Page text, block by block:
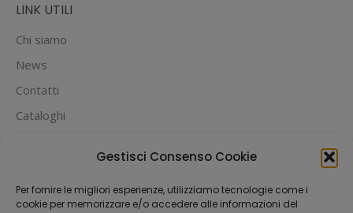
Gestisci Consenso Cookie
Per fornire le migliori esperienze, utilizziamo tecnologie come i
cookie per memorizzare e/o accedere alle informazioni del
LINK UTILI
Chi siamo
News
Contatti
Cataloghi
PUOI PAGARE CON: